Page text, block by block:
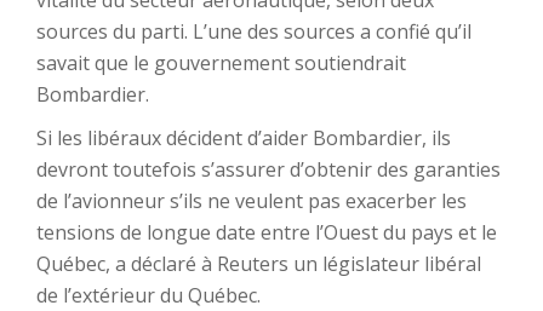
sources du parti. L’une des sources a confié qu’il
savait que le gouvernement soutiendrait
Bombardier.
Si les libéraux décident d’aider Bombardier, ils
devront toutefois s’assurer d’obtenir des garanties
de l’avionneur s’ils ne veulent pas exacerber les
tensions de longue date entre l’Ouest du pays et le
Québec, a déclaré à Reuters un législateur libéral
de l’extérieur du Québec.